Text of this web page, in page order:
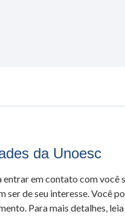
da Unoesc
entrar em contato com você
ser de seu interesse. Você
Para mais detalhes,